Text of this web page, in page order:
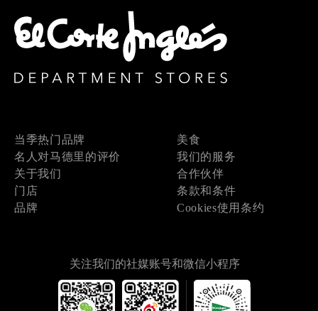
当季热门品牌
名人对马德里的评价
关于我们
门店
品牌
美食
我们的服务
合作伙伴
条款和条件
Cookies使用条约
关注我们的社媒账号和微信小程序